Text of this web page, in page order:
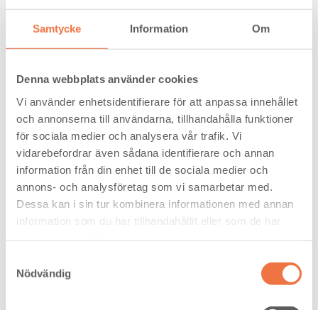
Samtycke Information Om
Denna webbplats använder cookies
Vi använder enhetsidentifierare för att anpassa innehållet
och annonserna till användarna, tillhandahålla funktioner
för sociala medier och analysera vår trafik. Vi
vidarebefordrar även sådana identifierare och annan
information från din enhet till de sociala medier och
annons- och analysföretag som vi samarbetar med.
Dessa kan i sin tur kombinera informationen med annan
information som du har tillhandahållit eller som de har
Nödvändig
Smart solutions for sustainable